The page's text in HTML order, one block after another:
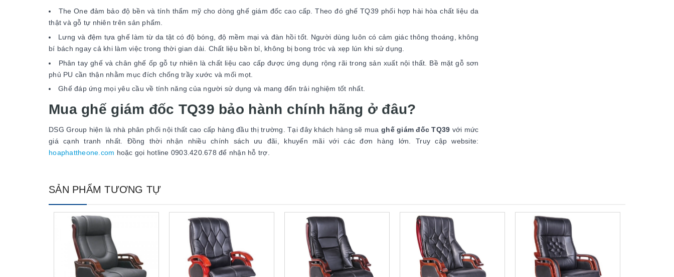
The One đảm bảo độ bền và tính thẩm mỹ cho dòng ghế giám đốc cao cấp. Theo đó ghế TQ39 phối hợp hài hòa chất liệu da
thật và gỗ tự nhiên trên sản phẩm.
Lưng và đệm tựa ghế làm từ da tật có độ bóng, độ mềm mại và đàn hồi tốt. Người dùng luôn có cảm giác thông thoáng, không
bí bách ngay cả khi làm việc trong thời gian dài. Chất liệu bền bỉ, không bị bong tróc và xẹp lún khi sử dụng.
Phân tay ghế và chân ghế ốp gỗ tự nhiên là chất liệu cao cấp được ứng dụng rộng rãi trong sản xuất nội thất. Bề mặt gỗ sơn
phủ PU cần thận nhằm mục đích chống trầy xước và mối mọt.
Ghế đáp ứng mọi yêu cầu về tính năng của người sử dụng và mang đến trải nghiệm tốt nhất.
Mua ghế giám đốc TQ39 bảo hành chính hãng ở đâu?
DSG Group hiện là nhà phân phối nội thất cao cấp hàng đầu thị trường. Tại đây khách hàng sẽ muaghế giám đốc TQ39 với mức
giá cạnh tranh nhất. Đồng thời nhận nhiều chính sách ưu đãi, khuyến mãi với các đơn hàng lớn. Truy cập website:
hoaphattheone.com hoặc gọi hotline 0903.420.678 để nhận hỗ trợ.
SẢN PHẨM TƯƠNG TỰ